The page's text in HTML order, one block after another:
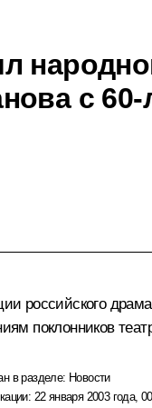
с
российского
поклонников
в разделе: Новости
22 января 2003 года,